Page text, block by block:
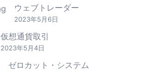
ウェブトレーダー
2023年5月6日
仮想通貨取引
2023年5月4日
ゼロカット・システム